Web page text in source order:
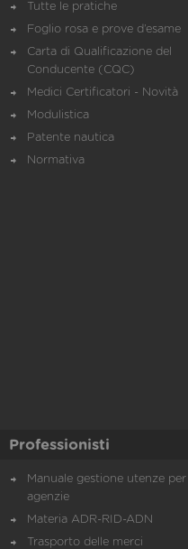
Tutte le pratiche
Foglio rosa e prove d’esame
Carta di Qualificazione del
Conducente (CQC)
Medici Certificatori - Novità
Modulistica
Patente nautica
Normativa
Professionisti
Manuale gestione utenze per
agenzie
Materia ADR-RID-ADN
Trasporto delle merci